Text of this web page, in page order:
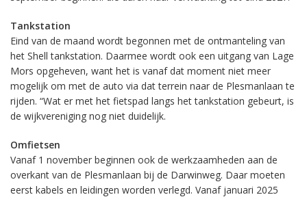
Tankstation
Eind van de maand wordt begonnen met de ontmanteling van
het Shell tankstation. Daarmee wordt ook een uitgang van Lage
Mors opgeheven, want het is vanaf dat moment niet meer
mogelijk om met de auto via dat terrein naar de Plesmanlaan te
rijden. “Wat er met het fietspad langs het tankstation gebeurt, is
de wijkvereniging nog niet duidelijk.
Omfietsen
Vanaf 1 november beginnen ook de werkzaamheden aan de
overkant van de Plesmanlaan bij de Darwinweg. Daar moeten
eerst kabels en leidingen worden verlegd. Vanaf januari 2025